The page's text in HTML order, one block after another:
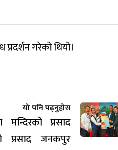
गरेको थियो।
यो पनि पढ्नुहोस
मन्दिरको प्रसाद
प्रसाद जनकपुर